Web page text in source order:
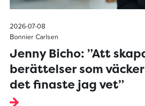
2026-07-08
Bonnier Carlsen
Jenny Bicho: ”Att
berättelser som
det finaste jag vet”